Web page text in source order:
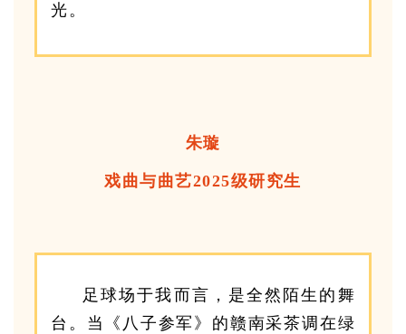
光。
朱璇
戏曲与曲艺2025级研究生
足球场于我而言，是全然陌生的舞
台。当《八子参军》的赣南采茶调在绿